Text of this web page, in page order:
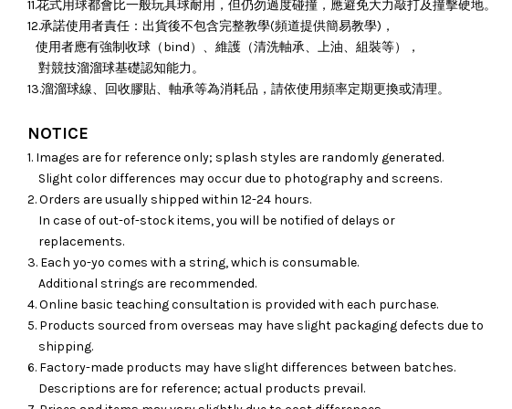
11.花式用球都會比一般玩具球耐用，但仍勿過度碰撞，應避免大力敲打及撞擊硬地。
12.承諾使用者責任：出貨後不包含完整教學(頻道提供簡易教學)，
使用者應有強制收球（bind）、維護（清洗軸承、上油、組裝等），
對競技溜溜球基礎認知能力。
13.溜溜球線、回收膠貼、軸承等為消耗品，請依使用頻率定期更換或清理。
NOTICE
1. Images are for reference only; splash styles are randomly generated.
Slight color differences may occur due to photography and screens.
2. Orders are usually shipped within 12-24 hours.
In case of out-of-stock items, you will be notified of delays or
replacements.
3. Each yo-yo comes with a string, which is consumable.
Additional strings are recommended.
4. Online basic teaching consultation is provided with each purchase.
5. Products sourced from overseas may have slight packaging defects due to
shipping.
6. Factory-made products may have slight differences between batches.
Descriptions are for reference; actual products prevail.